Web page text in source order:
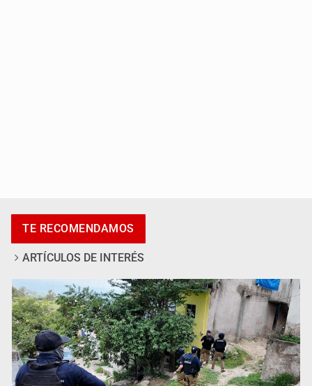
afirma Lazos de Amor
TE RECOMENDAMOS
ARTÍCULOS DE INTERÉS